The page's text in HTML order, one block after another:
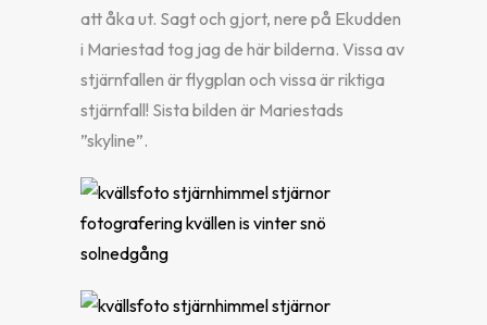
att åka ut. Sagt och gjort, nere på Ekudden
i Mariestad tog jag de här bilderna. Vissa av
stjärnfallen är flygplan och vissa är riktiga
stjärnfall! Sista bilden är Mariestads
”skyline”.